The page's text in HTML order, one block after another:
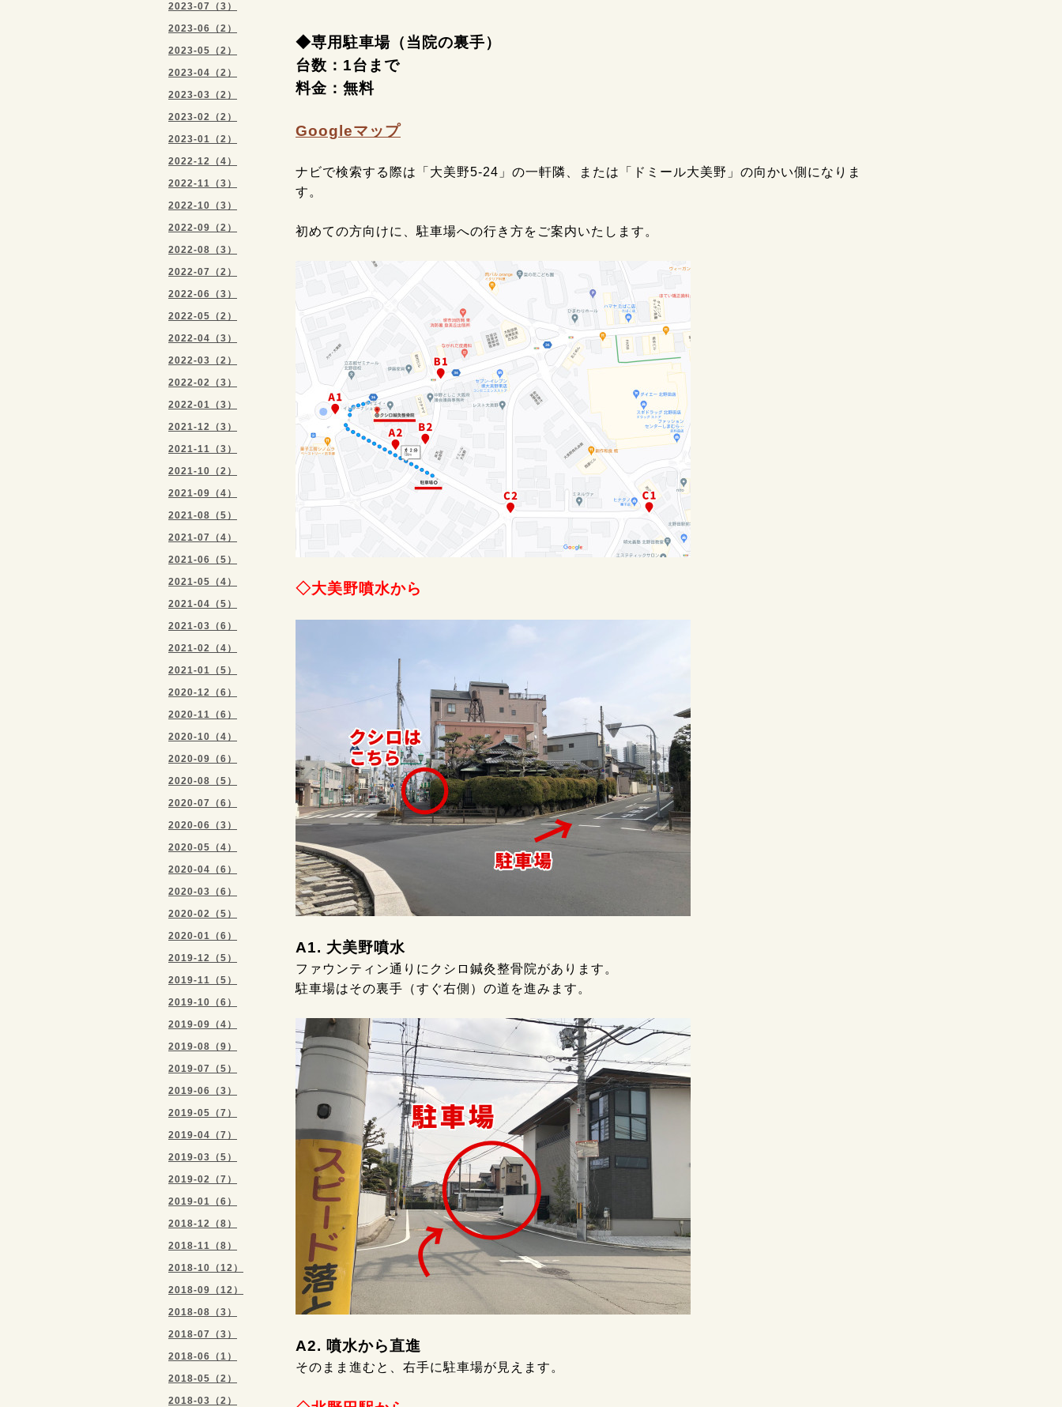
2023-07（3）
2023-06（2）
2023-05（2）
2023-04（2）
2023-03（2）
2023-02（2）
2023-01（2）
2022-12（4）
2022-11（3）
2022-10（3）
2022-09（2）
2022-08（3）
2022-07（2）
2022-06（3）
2022-05（2）
2022-04（3）
2022-03（2）
2022-02（3）
2022-01（3）
2021-12（3）
2021-11（3）
2021-10（2）
2021-09（4）
2021-08（5）
2021-07（4）
2021-06（5）
2021-05（4）
2021-04（5）
2021-03（6）
2021-02（4）
2021-01（5）
2020-12（6）
2020-11（6）
2020-10（4）
2020-09（6）
2020-08（5）
2020-07（6）
2020-06（3）
2020-05（4）
2020-04（6）
2020-03（6）
2020-02（5）
2020-01（6）
2019-12（5）
2019-11（5）
2019-10（6）
2019-09（4）
2019-08（9）
2019-07（5）
2019-06（3）
2019-05（7）
2019-04（7）
2019-03（5）
2019-02（7）
2019-01（6）
2018-12（8）
2018-11（8）
2018-10（12）
2018-09（12）
2018-08（3）
2018-07（3）
2018-06（1）
2018-05（2）
2018-03（2）
◆専用駐車場（当院の裏手）
台数：1台まで
料金：無料
Googleマップ
ナビで検索する際は「大美野5-24」の一軒隣、または「ドミール大美野」の向かい側になりま
す。
初めての方向けに、駐車場への行き方をご案内いたします。
◇大美野噴水から
A1. 大美野噴水
ファウンティン通りにクシロ鍼灸整骨院があります。
駐車場はその裏手（すぐ右側）の道を進みます。
A2. 噴水から直進
そのまま進むと、右手に駐車場が見えます。